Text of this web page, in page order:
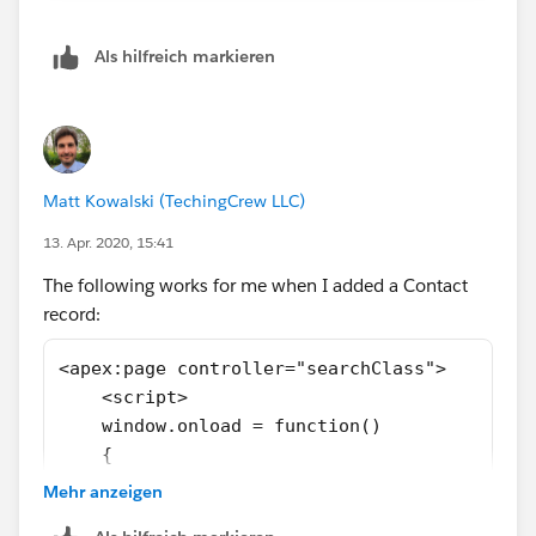
Als hilfreich markieren
Matt Kowalski (TechingCrew LLC)
13. Apr. 2020, 15:41
The following works for me when I added a Contact
record:
<apex:page controller="searchClass">
    <script>
    window.onload = function()
    {
        some();
Mehr anzeigen